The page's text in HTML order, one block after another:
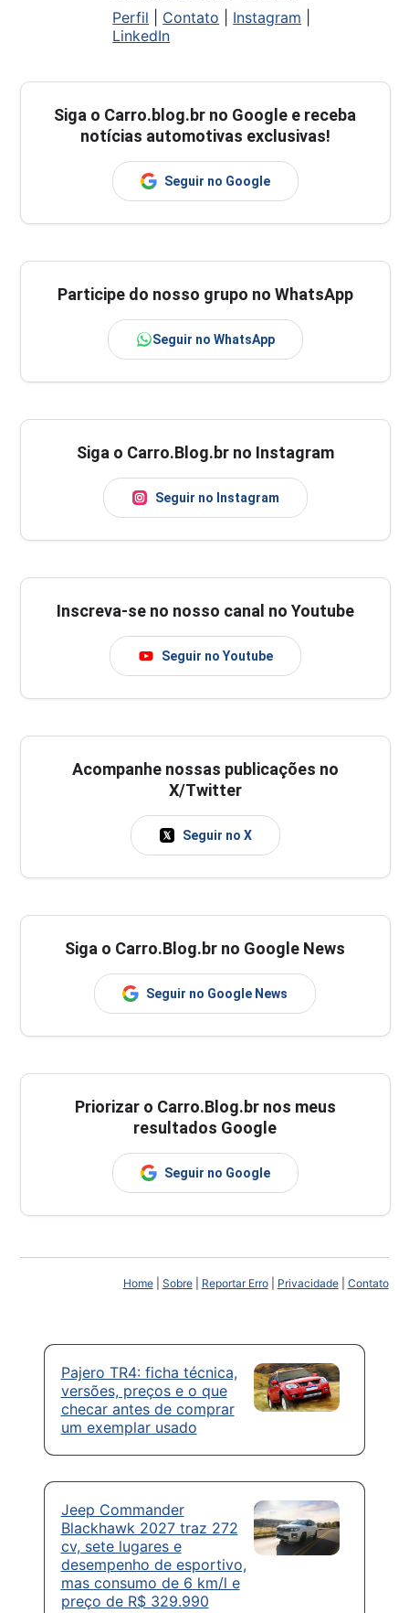
Perfil Contato Instagram
LinkedIn
Siga o Carro.blog.br no Google e receba
notícias automotivas exclusivas!
Seguir no Google
Participe do nosso grupo no WhatsApp
Seguir no WhatsApp
Siga o Carro.Blog.br no Instagram
Seguir no Instagram
Inscreva-se no nosso canal no Youtube
Seguir no Youtube
Acompanhe nossas publicações no
X/Twitter
Seguir no X
Siga o Carro.Blog.br no Google News
Seguir no Google News
Priorizar o Carro.Blog.br nos meus
resultados Google
Seguir no Google
Home| Sobre| Reportar Erro| Privacidade| Contato
Pajero TR4: ficha técnica,
versões, preços e o que
checar antes de comprar
um exemplar usado
Jeep Commander
Blackhawk 2027 traz 272
cv, sete lugares e
desempenho de esportivo,
mas consumo de 6 km/l e
preço de R$ 329.990